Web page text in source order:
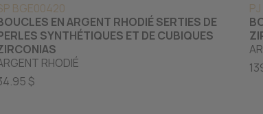
BGE00420
EN ARGENT RHODIÉ SERTIES DE
SYNTHÉTIQUES ET DE CUBIQUES
RHODIÉ
$